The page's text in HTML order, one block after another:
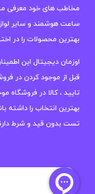
مخاطب های خود معرفی
ساعت هوشمند و سایر
بهترین محصولات را در
اوزمان دیجیتال این
قبل از موجود کردن در
تایید ، کالا در فروشگاه
بهترین انتخاب را داشته
تست بدون قید و شرط